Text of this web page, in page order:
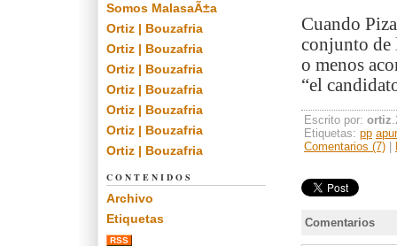
Cuando
conjunto de
o menos
“el
Escrito por: ortiz
Etiquetas: pp
Comentarios (7)
Comentarios
Somos MalasaÃ±a
Ortiz | Bouzafria
Ortiz | Bouzafria
Ortiz | Bouzafria
Ortiz | Bouzafria
Ortiz | Bouzafria
Ortiz | Bouzafria
Ortiz | Bouzafria
CONTENIDOS
Archivo
Etiquetas
RSS